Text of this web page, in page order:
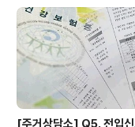
있었기에 그것들을 서로 공유
좋겠습니다. 편안한 마음으로
기를 나누었으면 좋겠습니다.
그렇기에 더 반가운 자리가 될
[주거상담소] Q5. 전입신